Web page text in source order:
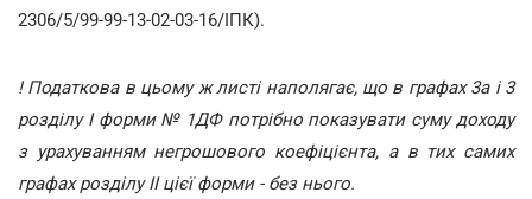
2306/5/99-99-13-02-03-16/ІПК).
! Податкова в цьому ж листі наполягає, що в графах 3а і 3
розділу І форми № 1ДФ потрібно показувати суму доходу
з урахуванням негрошового коефіцієнта, а в тих самих
графах розділу ІІ цієї форми - без нього.